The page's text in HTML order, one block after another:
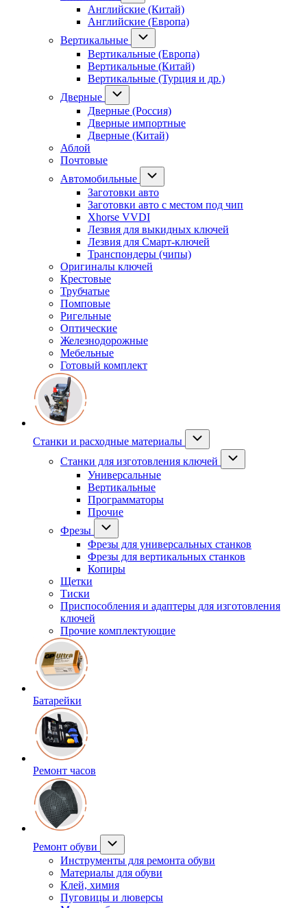
Английские (Китай)
Английские (Европа)
Вертикальные
Вертикальные (Европа)
Вертикальные (Китай)
Вертикальные (Турция и др.)
Дверные
Дверные (Россия)
Дверные импортные
Дверные (Китай)
Аблой
Почтовые
Автомобильные
Заготовки авто
Заготовки авто с местом под чип
Xhorse VVDI
Лезвия для выкидных ключей
Лезвия для Смарт-ключей
Транспондеры (чипы)
Оригиналы ключей
Крестовые
Трубчатые
Помповые
Ригельные
Оптические
Железнодорожные
Мебельные
Готовый комплект
Станки и расходные материалы
Станки для изготовления ключей
Универсальные
Вертикальные
Программаторы
Прочие
Фрезы
Фрезы для универсальных станков
Фрезы для вертикальных станков
Копиры
Щетки
Тиски
Приспособления и адаптеры для изготовления
ключей
Прочие комплектующие
Батарейки
Ремонт часов
Ремонт обуви
Инструменты для ремонта обуви
Материалы для обуви
Клей, химия
Пуговицы и люверсы